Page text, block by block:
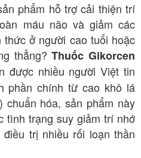
phẩm hỗ trợ cải thiện trí
máu não và giảm các
ở người cao tuổi hoặc
thẳng?Thuốc Gikorcen
được nhiều người Việt tin
phần chính từ cao khô lá
chuẩn hóa, sản phẩm này
tình trạng suy giảm trí nhớ
trị nhiều rối loạn thần